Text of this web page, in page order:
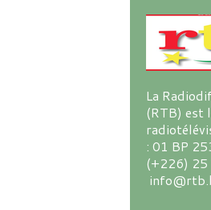
La
(RTB) est
: 01 BP
(+226)